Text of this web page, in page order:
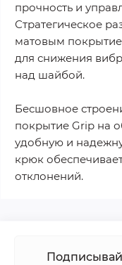
прочность и
Стратегическое
матовым
для снижения
над шайбой.
Бесшовное
покрытие Grip на
удобную и
крюк
отклонений.